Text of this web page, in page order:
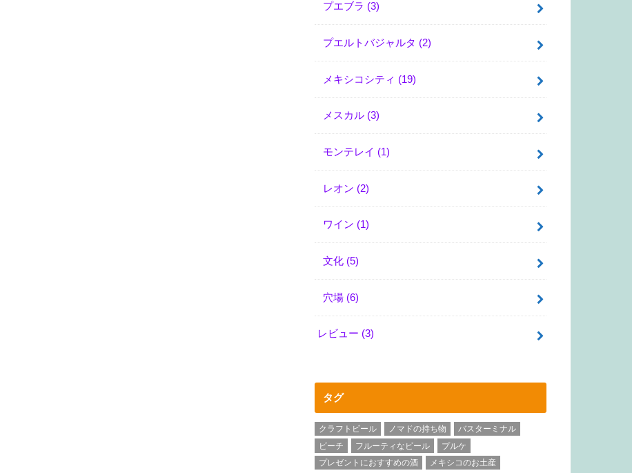
プエブラ (3)
プエルトバジャルタ (2)
メキシコシティ (19)
メスカル (3)
モンテレイ (1)
レオン (2)
ワイン (1)
文化 (5)
穴場 (6)
レビュー (3)
タグ
クラフトビール ノマドの持ち物
バスターミナル
ビーチ
フルーティなビール
プルケ
プレゼントにおすすめの酒
メキシコのお土産